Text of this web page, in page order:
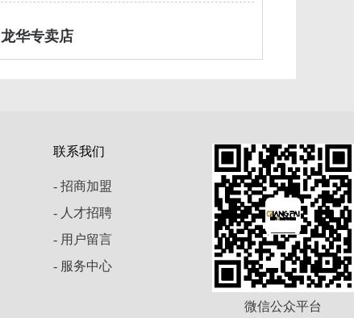
龙华专卖店
地址：广东省,深圳市,罗湖区深圳市罗湖区田贝
联系我们
- 招商加盟
- 人才招聘
- 用户留言
- 服务中心
微信公众平台